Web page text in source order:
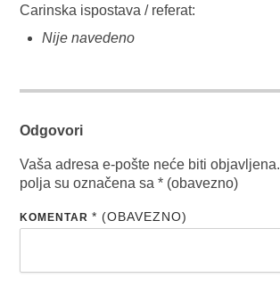
Carinska ispostava / referat:
Nije navedeno
Odgovori
Vaša adresa e-pošte neće biti objavljena.
polja su označena sa* (obavezno)
KOMENTAR* (OBAVEZNO)